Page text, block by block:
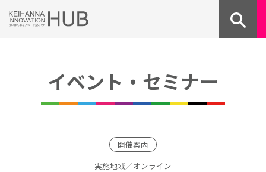
Skip
to
イベント・セミナー
開催案内
実施地域／オンライン